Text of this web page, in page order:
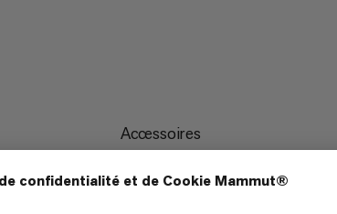
Accessoires